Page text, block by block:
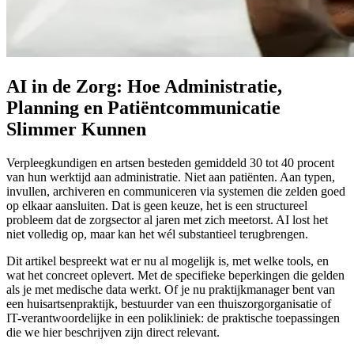
AI in de Zorg: Hoe Administratie,
Planning en Patiëntcommunicatie
Slimmer Kunnen
Verpleegkundigen en artsen besteden gemiddeld 30 tot 40 procent
van hun werktijd aan administratie. Niet aan patiënten. Aan typen,
invullen, archiveren en communiceren via systemen die zelden goed
op elkaar aansluiten. Dat is geen keuze, het is een structureel
probleem dat de zorgsector al jaren met zich meetorst. AI lost het
niet volledig op, maar kan het wél substantieel terugbrengen.
Dit artikel bespreekt wat er nu al mogelijk is, met welke tools, en
wat het concreet oplevert. Met de specifieke beperkingen die gelden
als je met medische data werkt. Of je nu praktijkmanager bent van
een huisartsenpraktijk, bestuurder van een thuiszorgorganisatie of
IT-verantwoordelijke in een polikliniek: de praktische toepassingen
die we hier beschrijven zijn direct relevant.